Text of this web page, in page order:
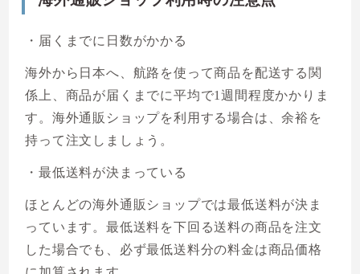
・届くまでに日数がかかる
海外から日本へ、航路を使って商品を配送する関
係上、商品が届くまでに平均で1週間程度かかりま
す。海外通販ショップを利用する場合は、余裕を
持って注文しましょう。
・最低送料が決まっている
ほとんどの海外通販ショップでは最低送料が決ま
っています。最低送料を下回る送料の商品を注文
した場合でも、必ず最低送料分の料金は商品価格